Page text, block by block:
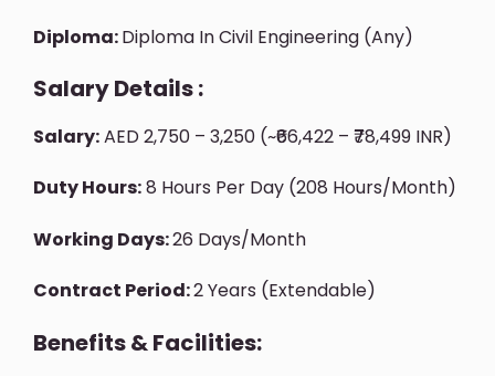
Diploma:Diploma In Civil Engineering (Any)
Salary Details :
Salary:AED 2,750 – 3,250 (~₹66,422 – ₹78,499 INR)
Duty Hours:8 Hours Per Day (208 Hours/month)
Working Days:26 Days/month
Contract Period:2 Years (extendable)
Benefits & Facilities: